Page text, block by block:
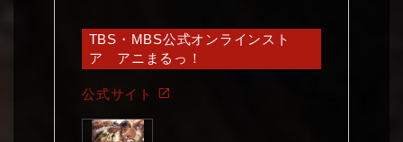
TBS・MBS公式オンラインスト
ア アニまるっ！
公式サイト